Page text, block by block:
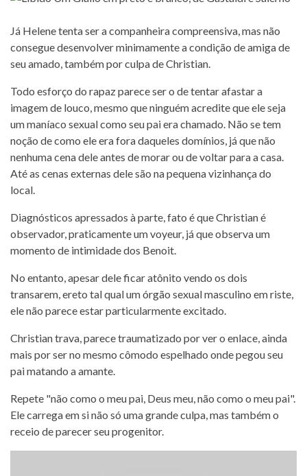
Já Helene tenta ser a companheira compreensiva, mas não
consegue desenvolver minimamente a condição de amiga de
seu amado, também por culpa de Christian.
Todo esforço do rapaz parece ser o de tentar afastar a
imagem de louco, mesmo que ninguém acredite que ele seja
um maníaco sexual como seu pai era chamado. Não se tem
noção de como ele era fora daqueles domínios, já que não
nenhuma cena dele antes de morar ou de voltar para a casa.
Até as cenas externas dele são na pequena vizinhança do
local.
Diagnósticos apressados à parte, fato é que Christian é
observador, praticamente um voyeur, já que observa um
momento de intimidade dos Benoit.
No entanto, apesar dele ficar atônito vendo os dois
transarem, ereto tal qual um órgão sexual masculino em riste,
ele não parece estar particularmente excitado.
Christian trava, parece traumatizado por ver o enlace, ainda
mais por ser no mesmo cômodo espelhado onde pegou seu
pai matando a amante.
Repete "não como o meu pai, Deus meu, não como o meu pai".
Ele carrega em si não só uma grande culpa, mas também o
receio de parecer seu progenitor.